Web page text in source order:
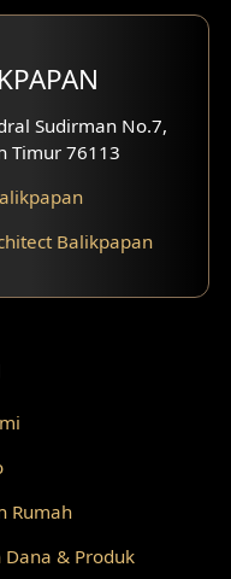
Sudirman No.7,
Timur 76113
Balikpapan
Rumah
& Produk